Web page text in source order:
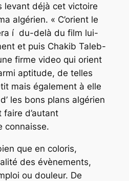
levant déjà cet victoire
algérien. « C’orient le
í du-delà du film lui-
et puis Chakib Taleb-
firme video qui orient
aptitude, de telles
mais également à elle
les bons plans algérien
d’autant
connaisse.
que en coloris,
des évènements,
ou douleur. De